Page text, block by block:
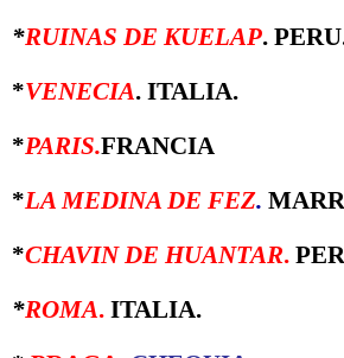
*RUINAS DE KUELAP.
*VENECIA. ITALIA.
*PARIS.FRANCIA
*LA MEDINA DE FEZ.
*CHAVIN DE HUANTAR.
*ROMA. ITALIA.